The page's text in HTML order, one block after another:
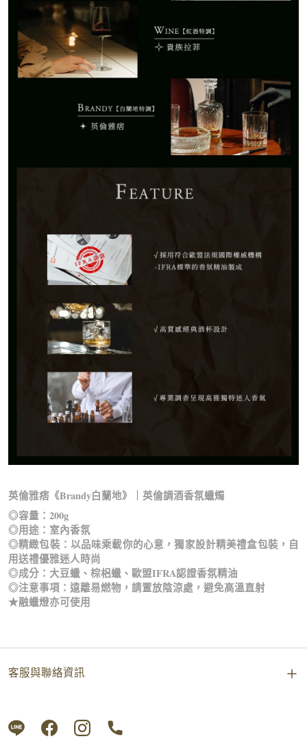
英倫雅痞《Brandy白蘭地》｜英倫調酒香氛蠟燭
◎容量：200g
◎用途：室內香氛
◎精緻包裝：以品味乘載你的心意，獨家設計精美禮盒包裝，自
用送禮優雅迷人時尚
◎成分：大豆蠟、棕梠蠟、歐盟IFRA認證香氛精油
◎注意事項：遠離易燃物，請置放陰涼處，避免高溫直射
★融蠟燈亦可使用
客服與聯絡資訊